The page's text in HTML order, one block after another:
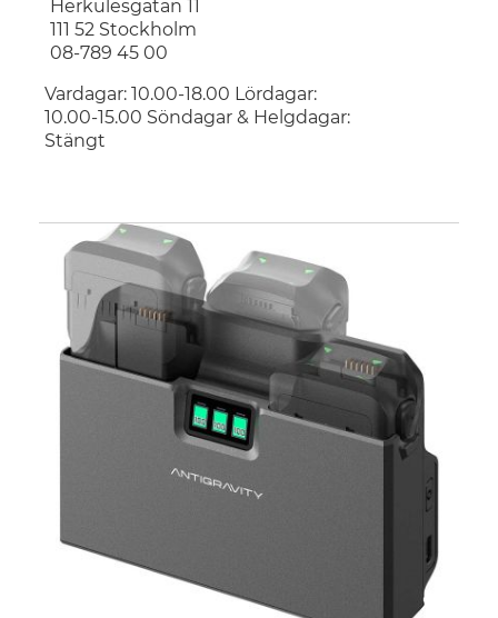
Herkulesgatan 11
111 52 Stockholm
08-789 45 00
Vardagar: 10.00-18.00 Lördagar:
10.00-15.00 Söndagar & Helgdagar:
Stängt